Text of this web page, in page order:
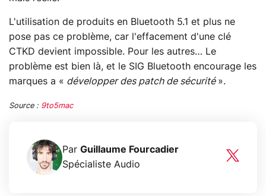
L'utilisation de produits en Bluetooth 5.1 et plus ne
pose pas ce problème, car l'effacement d'une clé
CTKD devient impossible. Pour les autres… Le
problème est bien là, et le SIG Bluetooth encourage les
marques a « développer des patch de sécurité ».
Source : 9to5mac
Par Guillaume Fourcadier
Spécialiste Audio